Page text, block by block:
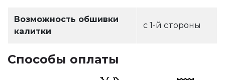
Возможность обшивки
калитки
с 1-й стороны
Способы оплаты